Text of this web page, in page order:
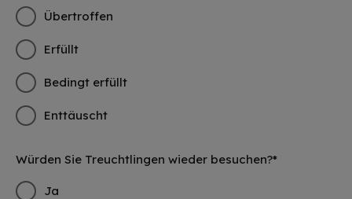
Übertroffen
Erfüllt
Bedingt erfüllt
Enttäuscht
Würden Sie Treuchtlingen wieder besuchen?*
Ja